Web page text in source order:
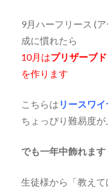
9月ハーフリース (
成に慣れたら
10月はプリザーブ
を作ります
こちらは リースワ
ちょっぴり難易度
でも一年中飾れます
生徒様から「教え